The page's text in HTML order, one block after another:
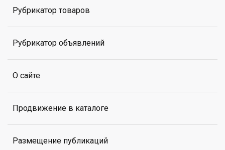
Рубрикатор товаров
Рубрикатор объявлений
О сайте
Продвижение в каталоге
Размещение публикаций